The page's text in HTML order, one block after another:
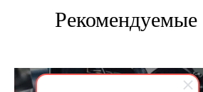
Рекомендуемые
Вся представленная на сайте информация, носит информационный характер и ни
условиях не является публичной офертой, определяемой положениями Статьи
ИНН: 502986579524